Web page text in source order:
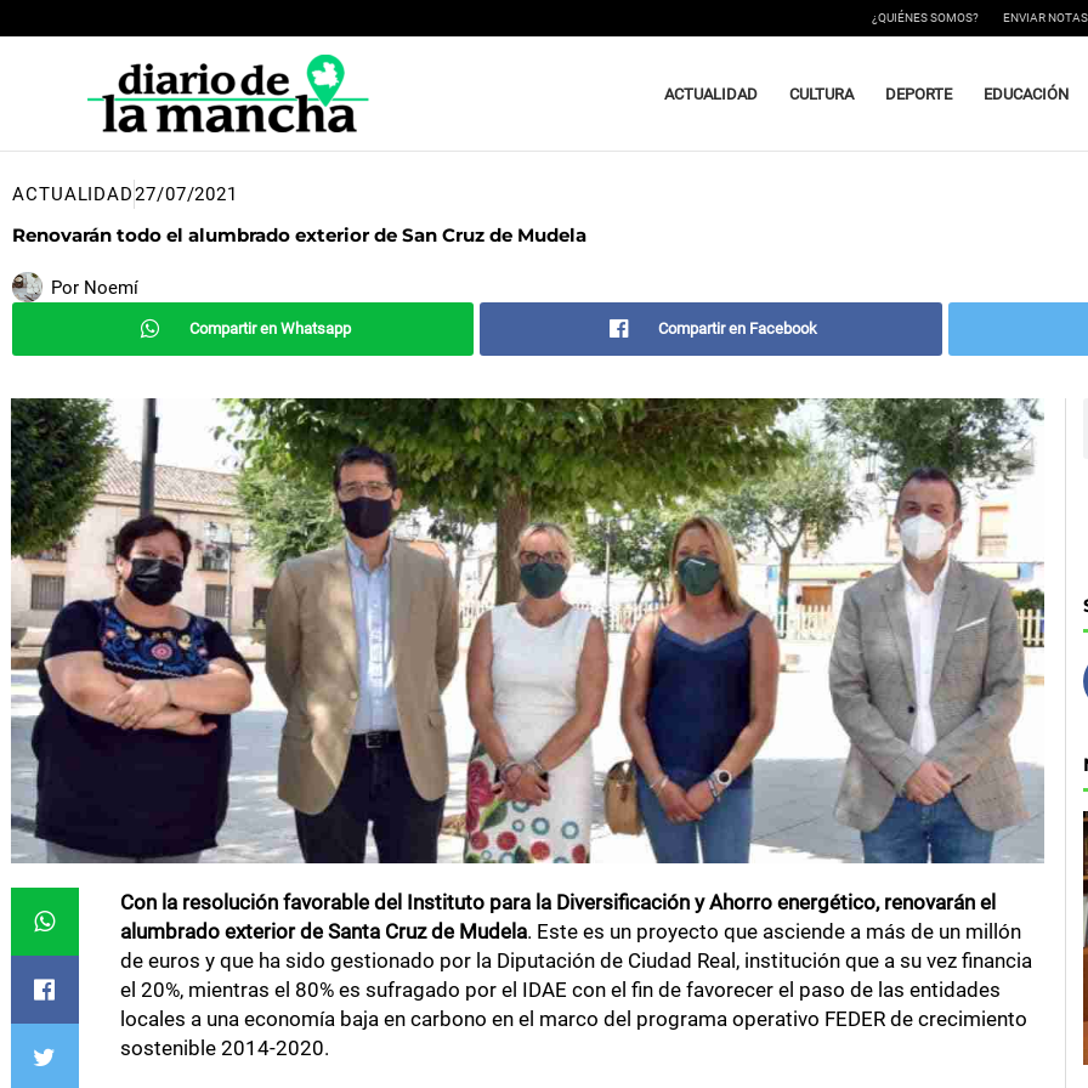
al
¿QUIÉNES SOMOS? ENVIAR
ACTUALIDAD CULTURA DEPORTE EDUCACIÓN
ACTUALIDAD27/07/2021
Renovarán todo el alumbrado exterior de San Cruz de Mudela
Por Noemí
Compartir en Whatsapp Compartir en Facebook
Con la resolución favorable del Instituto para la Diversificación y Ahorro energético, renovarán el
alumbrado exterior de Santa Cruz de Mudela. Este es un proyecto que asciende a más de un millón
de euros y que ha sido gestionado por la Diputación de Ciudad Real, institución que a su vez financia
el 20%, mientras el 80% es sufragado por el IDAE con el fin de favorecer el paso de las entidades
locales a una economía baja en carbono en el marco del programa operativo FEDER de crecimiento
sostenible 2014-2020.